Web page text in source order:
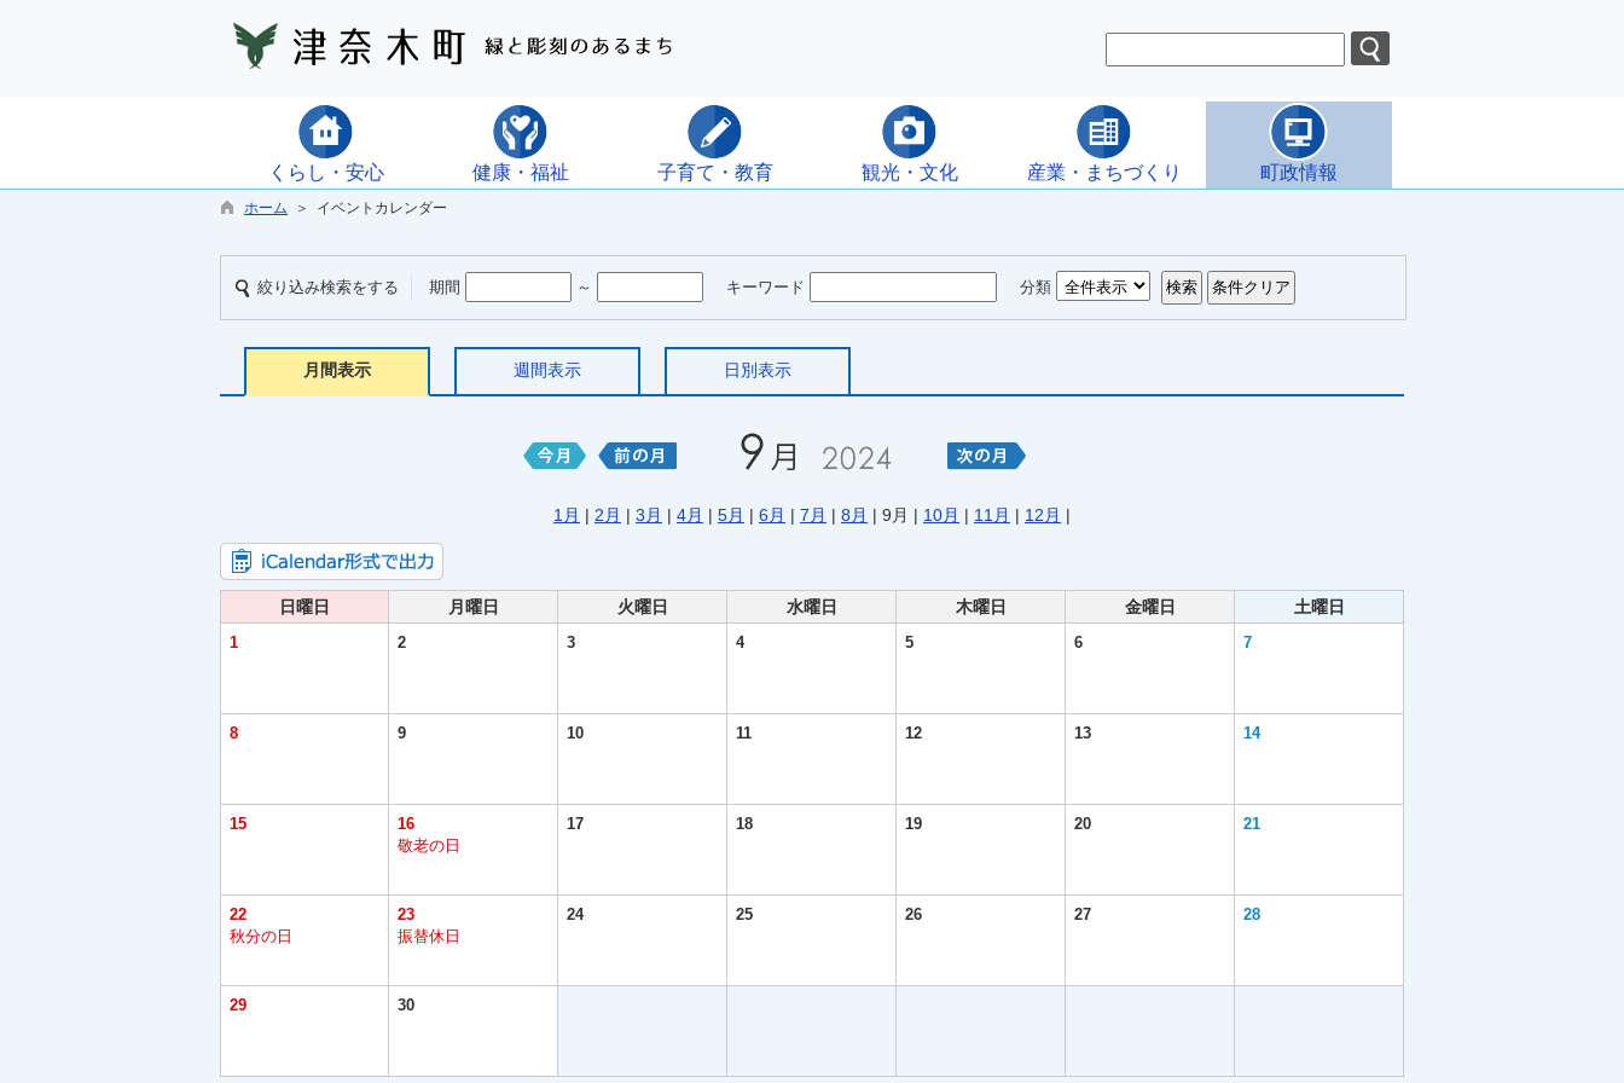
くらし・安心 健康・福祉 子育て・教育 観光・文化 産業・まちづくり 町政情報
ホーム ＞ イベントカレンダー
絞り込み検索をする 期間 ～ キーワード 分類
月間表示 週間表示 日別表示
1月 | 2月 | 3月 | 4月 | 5月 | 6月 | 7月 | 8月 | 9月 | 10月 | 11月 | 12月 |
日曜日 月曜日 火曜日 水曜日 木曜日 金曜日 土曜日
1 2 3 4 5 6 7
8 9 10 11 12 13 14
15
16
敬老の日
17 18 19 20 21
22
秋分の日
23
振替休日
24 25 26 27 28
29 30